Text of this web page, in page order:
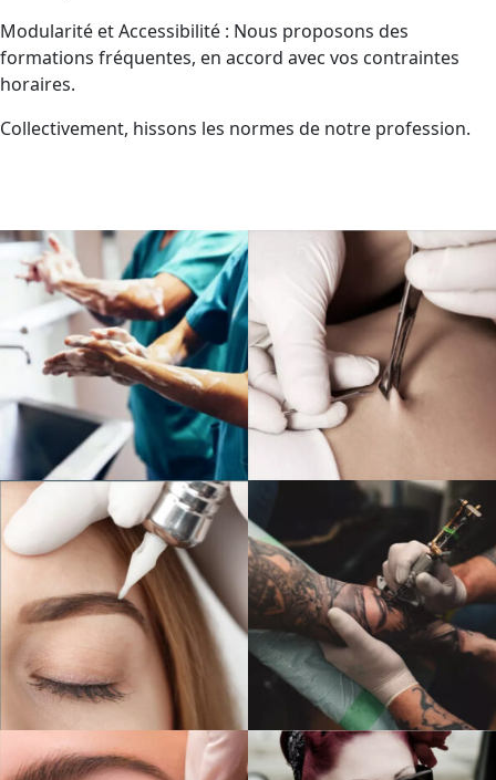
Modularité et Accessibilité : Nous proposons des
formations fréquentes, en accord avec vos contraintes
horaires.
Collectivement, hissons les normes de notre profession.